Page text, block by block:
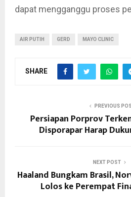
dapat mengganggu proses
AIR PUTIH GERD MAYO CLINIC
SHARE
PREVIOUS
Persiapan Porprov
Disporapar Harap
NEXT POST
Haaland Bungkam Brasil,
Lolos ke Perempat